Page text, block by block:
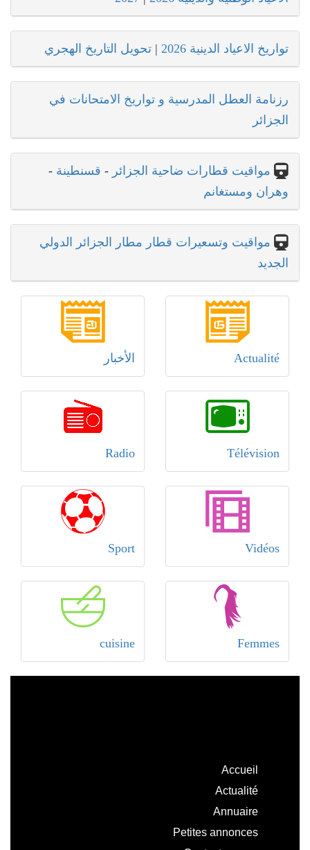
تواريخ الاعياد الدينية 2026 | تحويل التاريخ الهجري
رزنامة العطل المدرسية و تواريخ الامتحانات في
الجزائر
مواقيت قطارات ضاحية الجزائر - قسنطينة -
وهران ومستغانم
مواقيت وتسعيرات قطار مطار الجزائر الدولي
الجديد
Actualité الأخبار
Télévision
Radio
Vidéos
Sport
Femmes
cuisine
Accueil
Actualité
Annuaire
Petites annonces